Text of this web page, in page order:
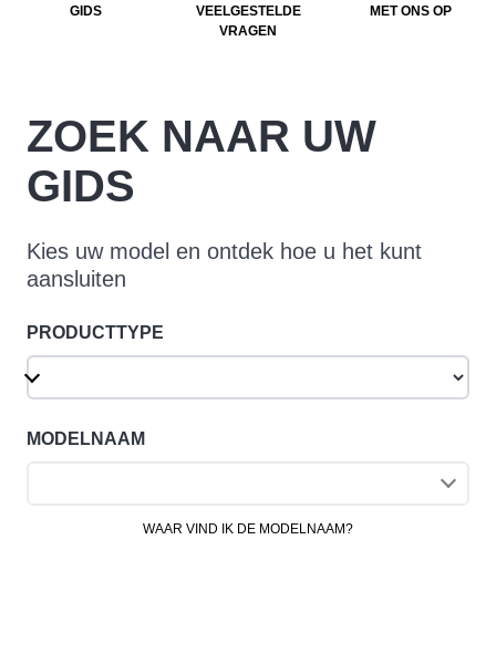
GIDS
VEELGESTELDE
VRAGEN
MET ONS OP
ZOEK NAAR UW
GIDS
Kies uw model en ontdek hoe u het kunt
aansluiten
PRODUCTTYPE
MODELNAAM
WAAR VIND IK DE MODELNAAM?